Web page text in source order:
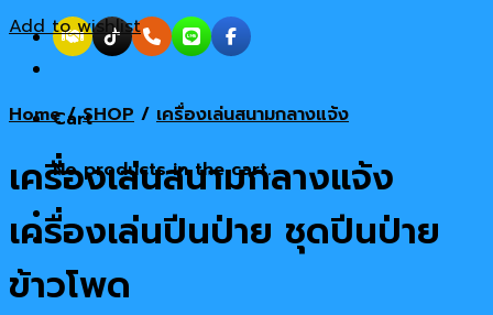
Cart
No products in the cart.
Add to wishlist
Home / SHOP / เครื่องเล่นสนามกลางแจ้ง
เครื่องเล่นสนามกลางแจ้ง
เครื่องเล่นปีนป่าย ชุดปีนป่าย
ข้าวโพด